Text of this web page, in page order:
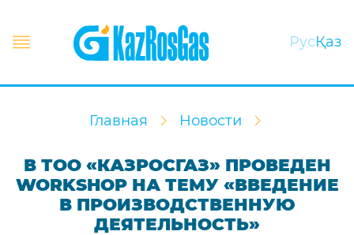
РусҚаз
Главная Новости
В ТОО «КАЗРОСГАЗ» ПРОВЕДЕН
WORKSHOP НА ТЕМУ «ВВЕДЕНИЕ
В ПРОИЗВОДСТВЕННУЮ
ДЕЯТЕЛЬНОСТЬ»